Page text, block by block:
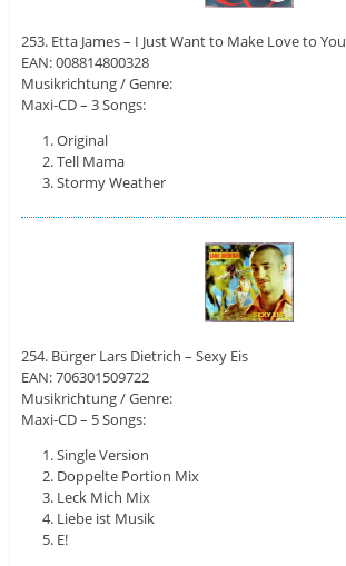
253. Etta James – I Just Want to Make Love to You
EAN: 008814800328
Musikrichtung / Genre:
Maxi-CD – 3 Songs:
Original
Tell Mama
Stormy Weather
254. Bürger Lars Dietrich – Sexy Eis
EAN: 706301509722
Musikrichtung / Genre:
Maxi-CD – 5 Songs:
Single Version
Doppelte Portion Mix
Leck Mich Mix
Liebe ist Musik
E!